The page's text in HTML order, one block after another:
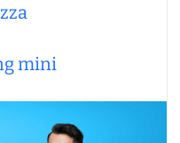
mini